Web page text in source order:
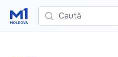
Caută